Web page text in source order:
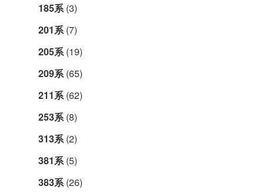
185系(3)
201系(7)
205系(19)
209系(65)
211系(62)
253系(8)
313系(2)
381系(5)
383系(26)